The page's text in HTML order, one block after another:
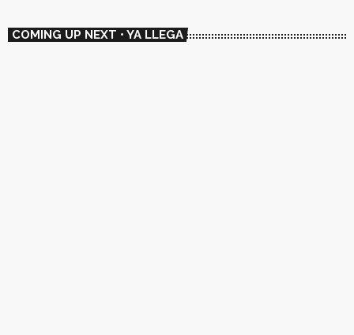
COMING UP NEXT • YA LLEGA